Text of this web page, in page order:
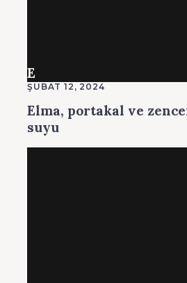
E
ŞUBAT 12, 2024
Elma, portakal ve
suyu